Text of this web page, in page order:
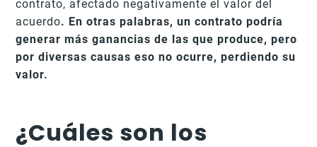
contrato, afectado negativamente el valor del
acuerdo. En otras palabras, un contrato podría
generar más ganancias de las que produce, pero
por diversas causas eso no ocurre, perdiendo su
valor.
¿Cuáles son los